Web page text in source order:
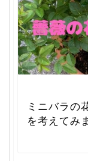
ミニバラの
を考えてみ